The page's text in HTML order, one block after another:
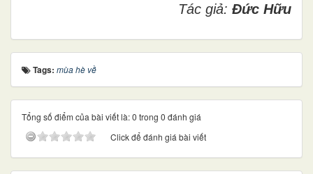
Tác giả: Đức Hữu
Tags: mùa hè về
Tổng số điểm của bài viết là: 0 trong 0 đánh giá
Click để đánh giá bài viết